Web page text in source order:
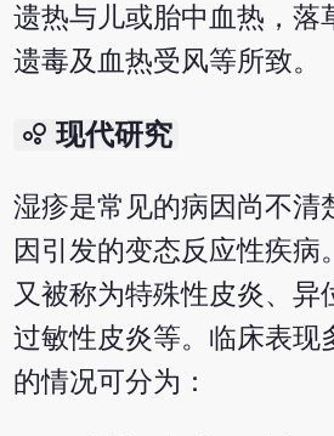
遗热与儿或胎中血热，落
遗毒及血热受风等所致。
bubble_chart 现代研究
湿疹是常见的病因尚不清
因引发的变态反应性疾病
又被称为特殊性皮炎、异
过敏性皮炎等。临床表现
的情况可分为：